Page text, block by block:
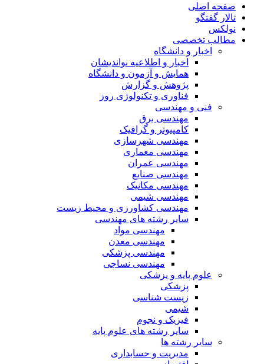
صفحه اصلی
تالار گفتگو
نولکس
مطالب تخصصی
اخبار و دانشگاه
اخبار و اطلاعیه نواندیشان
همایش و آزمون و دانشگاه
پژوهش و گزارش
فناوری و تکنولوژی روز
فنی و مهندسی
مهندسی برق
کامپیوتر و گرافیک
مهندسی شهرسازی
مهندسی معماری
مهندسی عمران
مهندسی صنایع
مهندسی مکانیک
مهندسی شیمی
مهندسی کشاورزی و محیط زیست
سایر رشته های مهندسی
مهندسی مواد
مهندسی معدن
مهندسی پزشکی
مهندسی نساجی
علوم پایه و پزشکی
پزشکی
زیست شناسی
شیمی
فیزیک و نجوم
سایر رشته های علوم پایه
سایر رشته ها
مدیریت و حسابداری